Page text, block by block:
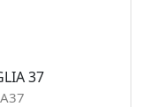
37